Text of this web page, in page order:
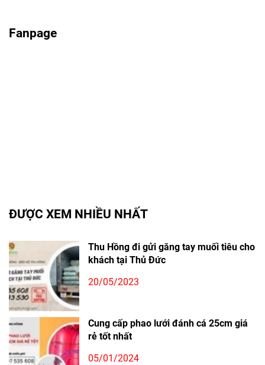
Fanpage
ĐƯỢC XEM NHIỀU NHẤT
Thu Hồng đi gửi găng tay muối tiêu cho
khách tại Thủ Đức
20/05/2023
Cung cấp phao lưới đánh cá 25cm giá
rẻ tốt nhất
05/01/2024